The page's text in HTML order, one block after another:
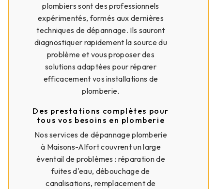
plombiers sont des professionnels
expérimentés, formés aux dernières
techniques de dépannage. Ils sauront
diagnostiquer rapidement la source du
problème et vous proposer des
solutions adaptées pour réparer
efficacement vos installations de
plomberie.
Des prestations complètes pour
tous vos besoins en plomberie
Nos services de dépannage plomberie
à Maisons-Alfort couvrent un large
éventail de problèmes : réparation de
fuites d'eau, débouchage de
canalisations, remplacement de